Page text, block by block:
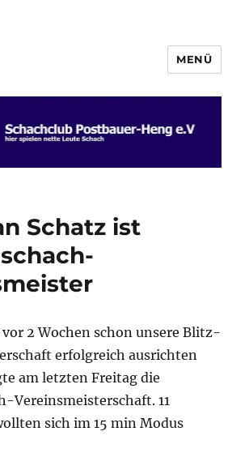
Postbauer-Heng e.V.
MENÜ
Schatz ist
2 Wochen schon unsere Blitz-
erfolgreich ausrichten
am letzten Freitag die
Vereinsmeisterschaft. 11
sich im 15 min Modus